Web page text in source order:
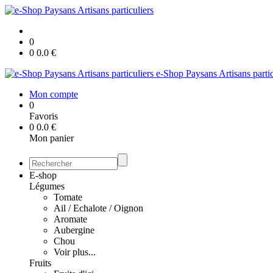
0
0 0.0 €
e-Shop Paysans Artisans
Mon compte
0
Favoris
0 0.0 €
Mon panier
E-shop
Légumes
Tomate
Ail / Echalote / Oignon
Aromate
Aubergine
Chou
Voir plus...
Fruits